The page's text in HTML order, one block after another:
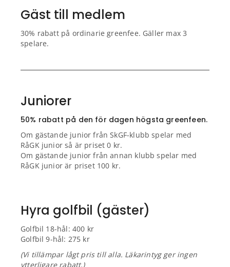
Gäst till medlem
30% rabatt på ordinarie greenfee. Gäller max 3
spelare.
Juniorer
50% rabatt på den för dagen högsta greenfeen.
Om gästande junior från SkGF-klubb spelar med
RåGK junior så är priset 0 kr.
Om gästande junior från annan klubb spelar med
RåGK junior är priset 100 kr.
Hyra golfbil (gäster)
Golfbil 18-hål: 400 kr
Golfbil 9-hål: 275 kr
(Vi tillämpar lågt pris till alla. Läkarintyg ger ingen
ytterligare rabatt.)